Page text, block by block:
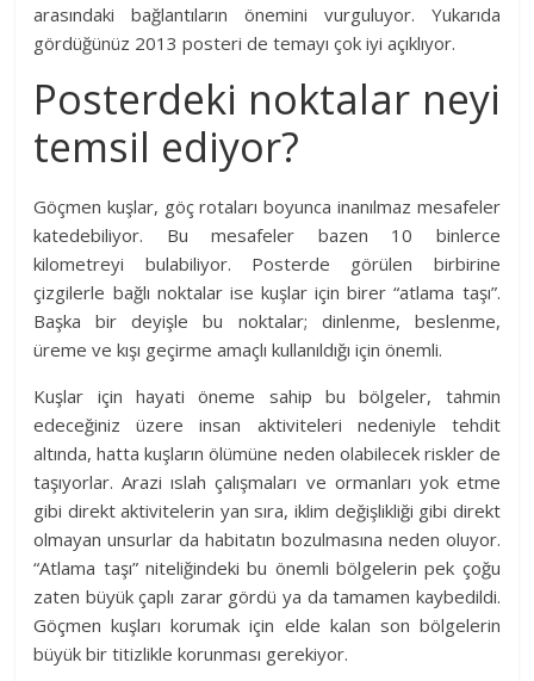
arasındaki bağlantıların önemini vurguluyor. Yukarıda
gördüğünüz 2013 posteri de temayı çok iyi açıklıyor.
Posterdeki noktalar neyi
temsil ediyor?
Göçmen kuşlar, göç rotaları boyunca inanılmaz mesafeler
katedebiliyor. Bu mesafeler bazen 10 binlerce
kilometreyi bulabiliyor. Posterde görülen birbirine
çizgilerle bağlı noktalar ise kuşlar için birer “atlama taşı”.
Başka bir deyişle bu noktalar; dinlenme, beslenme,
üreme ve kışı geçirme amaçlı kullanıldığı için önemli.
Kuşlar için hayati öneme sahip bu bölgeler, tahmin
edeceğiniz üzere insan aktiviteleri nedeniyle tehdit
altında, hatta kuşların ölümüne neden olabilecek riskler de
taşıyorlar. Arazi ıslah çalışmaları ve ormanları yok etme
gibi direkt aktivitelerin yan sıra, iklim değişlikliği gibi direkt
olmayan unsurlar da habitatın bozulmasına neden oluyor.
“Atlama taşı” niteliğindeki bu önemli bölgelerin pek çoğu
zaten büyük çaplı zarar gördü ya da tamamen kaybedildi.
Göçmen kuşları korumak için elde kalan son bölgelerin
büyük bir titizlikle korunması gerekiyor.